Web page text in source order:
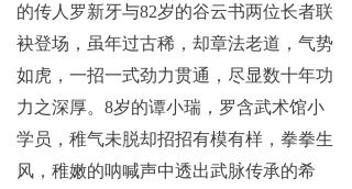
的传人罗新牙与82岁的谷云书两位长者联
袂登场，虽年过古稀，却章法老道，气势
如虎，一招一式劲力贯通，尽显数十年功
力之深厚。8岁的谭小瑞，罗含武术馆小
学员，稚气未脱却招招有模有样，拳拳生
风，稚嫩的呐喊声中透出武脉传承的希